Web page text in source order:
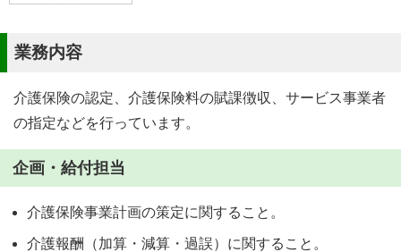
業務内容
介護保険の認定、介護保険料の賦課徴収、サービス事業者
の指定などを行っています。
企画・給付担当
介護保険事業計画の策定に関すること。
介護報酬（加算・減算・過誤）に関すること。